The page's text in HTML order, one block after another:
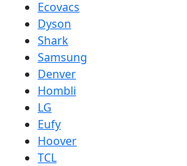
Ecovacs
Dyson
Shark
Samsung
Denver
Hombli
LG
Eufy
Hoover
TCL